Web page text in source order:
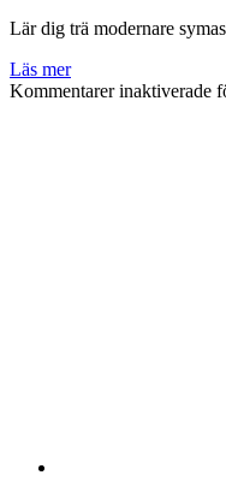
Lär dig trä modernare
Läs mer
Kommentarer inaktiverade